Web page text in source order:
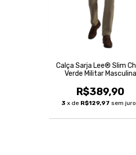
Calça Sarja Lee® Slim
Verde Militar Masculina
R$389,90
3 x de R$129,97 sem